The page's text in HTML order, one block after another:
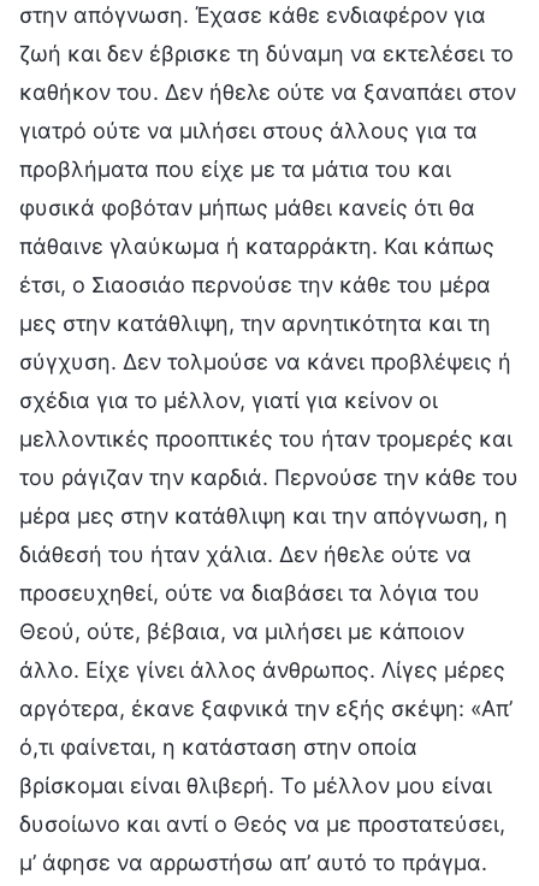
στην απόγνωση. Έχασε κάθε ενδιαφέρον για
ζωή και δεν έβρισκε τη δύναμη να εκτελέσει το
καθήκον του. Δεν ήθελε ούτε να ξαναπάει στον
γιατρό ούτε να μιλήσει στους άλλους για τα
προβλήματα που είχε με τα μάτια του και
φυσικά φοβόταν μήπως μάθει κανείς ότι θα
πάθαινε γλαύκωμα ή καταρράκτη. Και κάπως
έτσι, ο Σιαοσιάο περνούσε την κάθε του μέρα
μες στην κατάθλιψη, την αρνητικότητα και τη
σύγχυση. Δεν τολμούσε να κάνει προβλέψεις ή
σχέδια για το μέλλον, γιατί για κείνον οι
μελλοντικές προοπτικές του ήταν τρομερές και
του ράγιζαν την καρδιά. Περνούσε την κάθε του
μέρα μες στην κατάθλιψη και την απόγνωση, η
διάθεσή του ήταν χάλια. Δεν ήθελε ούτε να
προσευχηθεί, ούτε να διαβάσει τα λόγια του
Θεού, ούτε, βέβαια, να μιλήσει με κάποιον
άλλο. Είχε γίνει άλλος άνθρωπος. Λίγες μέρες
αργότερα, έκανε ξαφνικά την εξής σκέψη: «Απ’
ό,τι φαίνεται, η κατάσταση στην οποία
βρίσκομαι είναι θλιβερή. Το μέλλον μου είναι
δυσοίωνο και αντί ο Θεός να με προστατεύσει,
μ’ άφησε να αρρωστήσω απ’ αυτό το πράγμα.